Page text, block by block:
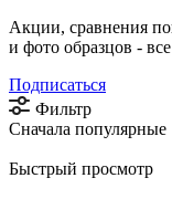
Акции, сравнения
и фото образцов -
Подписаться
Фильтр
Сначала популярные
Быстрый просмотр